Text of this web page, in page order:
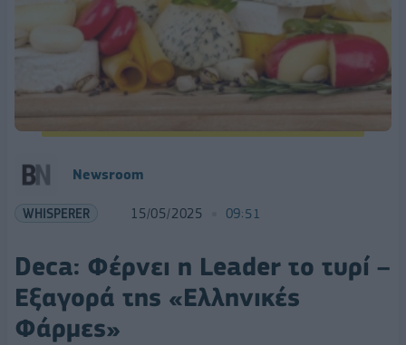
Newsroom
WHISPERER 15/05/2025 09:51
Deca: Φέρνει η Leader το τυρί –
Εξαγορά της «Ελληνικές
Φάρμες»